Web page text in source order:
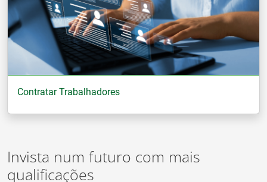
Contratar Trabalhadores
Invista num futuro com mais
qualificações